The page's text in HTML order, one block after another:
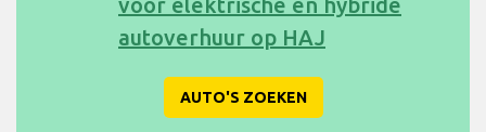
voor elektrische en hybride
autoverhuur op HAJ
AUTO'S ZOEKEN